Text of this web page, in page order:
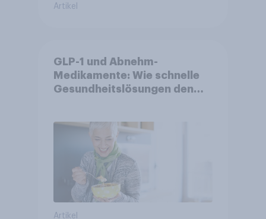
Artikel
GLP-1 und Abnehm-
Medikamente: Wie schnelle
Gesundheitslösungen den
Artikel